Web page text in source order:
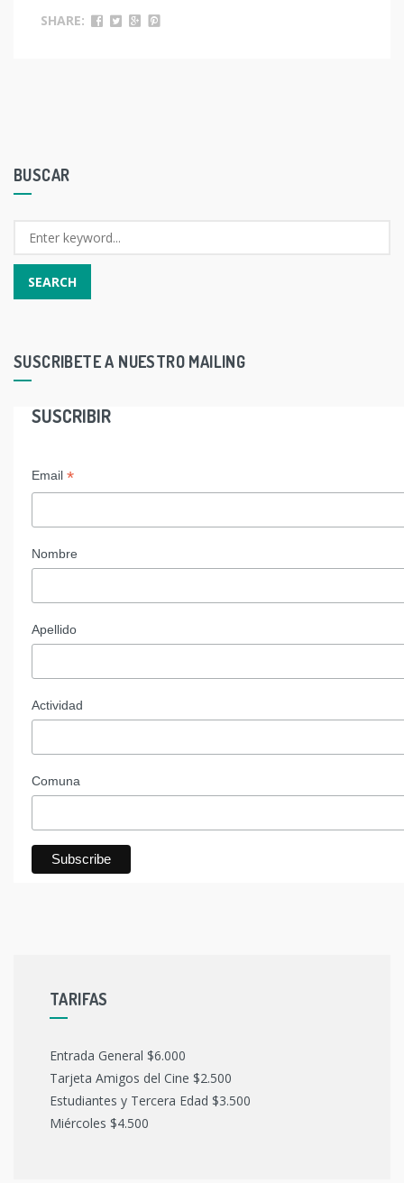
SHARE:
BUSCAR
SUSCRIBETE A NUESTRO MAILING
SUSCRIBIR
Email *
Nombre
Apellido
Actividad
Comuna
TARIFAS
Entrada General $6.000
Tarjeta Amigos del Cine $2.500
Estudiantes y Tercera Edad $3.500
Miércoles $4.500